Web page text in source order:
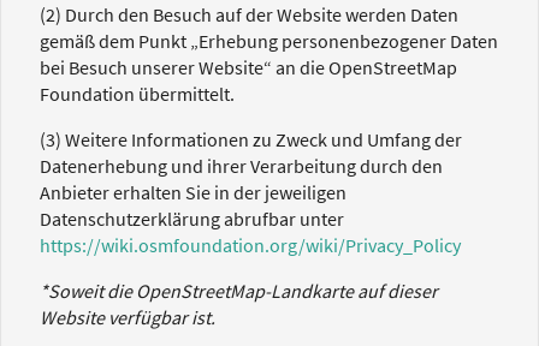
(2) Durch den Besuch auf der Website werden Daten
gemäß dem Punkt „Erhebung personenbezogener Daten
bei Besuch unserer Website“ an die OpenStreetMap
Foundation übermittelt.
(3) Weitere Informationen zu Zweck und Umfang der
Datenerhebung und ihrer Verarbeitung durch den
Anbieter erhalten Sie in der jeweiligen
Datenschutzerklärung abrufbar unter
https://wiki.osmfoundation.org/wiki/Privacy_Policy
*Soweit die OpenStreetMap-Landkarte auf dieser
Website verfügbar ist.